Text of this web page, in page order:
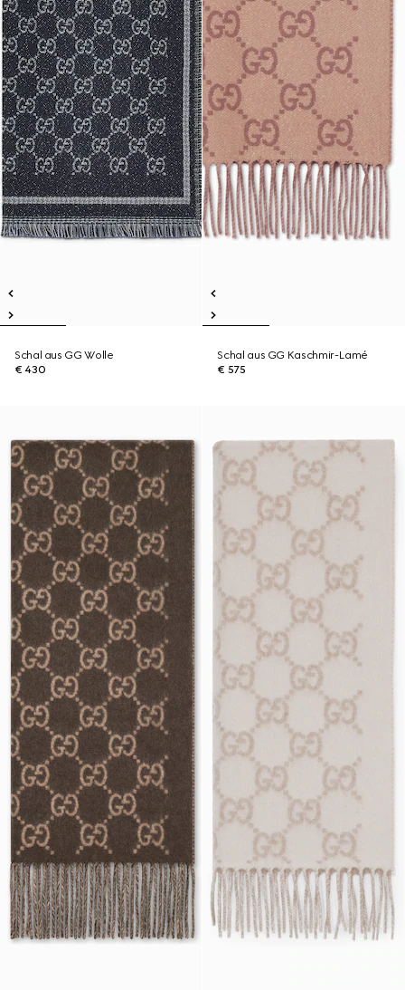
Schal aus GG Wolle
€ 430
Schal aus GG Kaschmir-Lamé
€ 575